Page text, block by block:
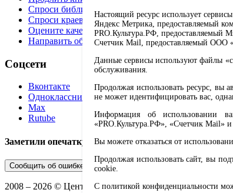
Спроси библиотекаря
Спроси краеведа
Оцените качество услуг
Направить обращение директору
Соцсети
Вконтакте
Одноклассники
Max
Rutube
Заметили опечатку? Выделите текст с ошибкой и
Сообщить об ошибке
2008 – 2026 © Централизованная городская
Настоящий ресурс использует
Яндекс Метрика, предоставляемый
PRO.Культура.РФ, предоставляемый
Счетчик Mail, предоставляемый ООО
Данные сервисы используют файлы
обслуживания.
Продолжая использовать ресурс, вы
не может идентифицировать вас,
Информация об использовании
«PRO.Культура.РФ», «Счетчик Mail»
Вы можете отказаться от
Продолжая использовать сайт, вы
cookie.
С политикой конфиденциальности